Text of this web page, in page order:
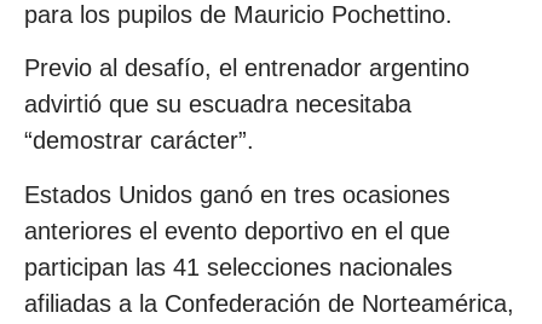
para los pupilos de Mauricio Pochettino.
Previo al desafío, el entrenador argentino
advirtió que su escuadra necesitaba
“demostrar carácter”.
Estados Unidos ganó en tres ocasiones
anteriores el evento deportivo en el que
participan las 41 selecciones nacionales
afiliadas a la Confederación de Norteamérica,